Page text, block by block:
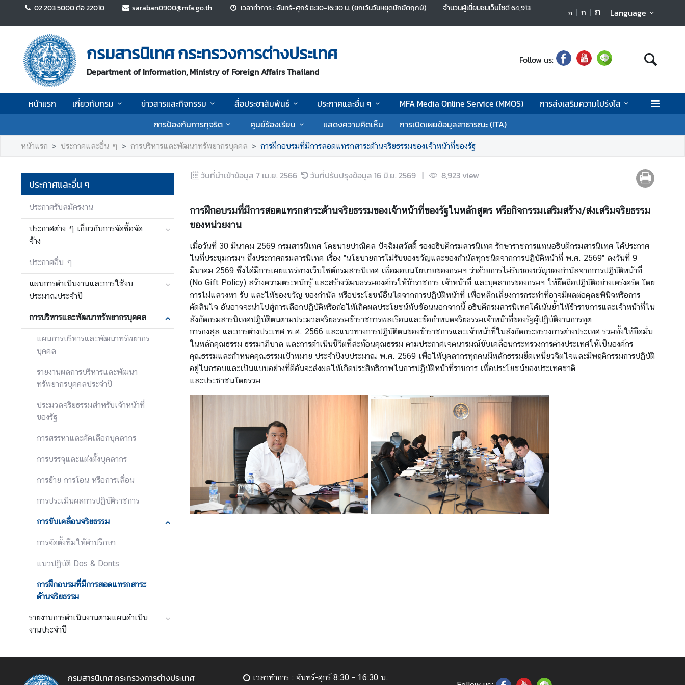
02 203 5000 ต่อ 22010 saraban0900@mfa.go.th เวลาทำการ : จันทร์-ศุกร์ 8:30-16:30 น. (ยกเว้นวันหยุดนักขัตฤกษ์) จำนวนผู้เยี่ยมชมเว็บไซต์64,913 ก ก ก Language
กรมสารนิเทศ กระทรวงการต่างประเทศ
Department of Information, Ministry of Foreign Affairs Thailand
Follow us:
หน้าแรก เกี่ยวกับกรม ข่าวสารและกิจกรรม สื่อประชาสัมพันธ์ ประกาศและอื่น ๆ MFA Media Online Service (MMOS)
การส่งเสริมความโปร่งใส
การป้องกันการทุจริต
ศูนย์ร้องเรียน แสดงความคิดเห็น การเปิดเผยข้อมูลสาธารณะ (ITA)
น้
า
แ
ก
เ
ย
ว
บ
ว
ร
ล
ป
ะ
ก
ศ
หน้าแรก ประกาศและอื่น ๆ การบริหารและพัฒนาทรัพยากรบุคคล การฝึกอบรมที่มีการสอดแทรกสาระด้านจริยธรรมของเจ้าหน้าที่ของรัฐ
ประกาศและอื่น ๆ
ประกาศรับสมัครงาน
ประกาศต่าง ๆ เกี่ยวกับการจัดซื้อจัด
จ้าง
ประกาศอื่น ๆ
แผนการดำเนินงานและการใช้งบ
ประมาณประจำปี
การบริหารและพัฒนาทรัพยากรบุคคล
แผนการบริหารและพัฒนาทรัพยากร
บุคคล
รายงานผลการบริหารและพัฒนา
ทรัพยากรบุคคลประจำปี
ประมวลจริยธรรมสำหรับเจ้าหน้าที่
ของรัฐ
การสรรหาและคัดเลือกบุคลากร
การบรรจุและแต่งตั้งบุคลากร
การย้าย การโอน หรือการเลื่อน
การประเมินผลการปฏิบัติราชการ
การขับเคลื่อนจริยธรรม
การจัดตั้งทีมให้คำปรึกษา
แนวปฏิบัติ Dos & Donts
การฝึกอบรมที่มีการสอดแทรกสาระ
ด้านจริยธรรม
รายงานการดำเนินงานตามแผนดำเนิน
งานประจำปี
วันที่นำเข้าข้อมูล 7 เม.ย. 2566 วันที่ปรับปรุงข้อมูล 16 มิ.ย. 2569 | 8,923view
การฝึกอบรมที่มีการสอดแทรกสาระด้านจริยธรรมของเจ้าหน้าที่ของรัฐในหลักสูตร หรือกิจกรรมเสริมสร้าง/ส่งเสริมจริยธรรม
ของหน่วยงาน
เมื่อวันที่ 30 มีนาคม 2569 กรมสารนิเทศ โดยนายปาณิดล ปัจฉิมสวัสดิ์ รองอธิบดีกรมสารนิเทศ รักษาราชการแทนอธิบดีกรมสารนิเทศ ได้ประกาศ
ในที่ประชุมกรมฯ ถึงประกาศกรมสารนิเทศ เรื่อง "นโยบายการไม่รับของขวัญและของกำนัลทุกชนิดจากการปฏิบัติหน้าที่ พ.ศ. 2569" ลงวันที่ 9
มีนาคม 2569 ซึ่งได้มีการเผยแพร่ทางเว็บไซต์กรมสารนิเทศ เพื่อมอบนโยบายของกรมฯ ว่าด้วยการไม่รับของขวัญของกำนัลจากการปฏิบัติหน้าที่
(No Gift Policy) สร้างความตระหนักรู้ และสร้างวัฒนธรรมองค์กรให้ข้าราชการ เจ้าหน้าที่ และบุคลากรของกรมฯ ให้ยึดถือปฏิบัติอย่างเคร่งครัด โดย
การไม่แสวงหา รับ และให้ของขวัญ ของกำนัล หรือประโยชน์อื่นใดจากการปฏิบัติหน้าที่ เพื่อหลีกเลี่ยงการกระทำที่อาจมีผลต่อดุลยพินิจหรือการ
ตัดสินใจ อันอาจจะนำไปสู่การเลือกปฏิบัติหรือก่อให้เกิดผลประโยชน์ทับซ้อนนอกจากนี้ อธิบดีกรมสารนิเทศได้เน้นย้ำให้ข้าราชการและเจ้าหน้าที่ใน
สังกัดกรมสารนิเทศปฏิบัติตนตามประมวลจริยธรรมข้าราชการพลเรือนและข้อกำหนดจริยธรรมเจ้าหน้าที่ของรัฐผู้ปฏิบัติงานการทูต
การกงสุล และการต่างประเทศ พ.ศ. 2566 และแนวทางการปฏิบัติตนของข้าราชการและเจ้าหน้าที่ในสังกัดกระทรวงการต่างประเทศ รวมทั้งให้ยึดมั่น
ในหลักคุณธรรม ธรรมาภิบาล และการดำเนินชีวิตที่สะท้อนคุณธรรม ตามประกาศเจตนารมณ์ขับเคลื่อนกระทรวงการต่างประเทศให้เป็นองค์กร
คุณธรรมและกำหนดคุณธรรมเป้าหมาย ประจำปีงบประมาณ พ.ศ. 2569 เพื่อให้บุคลากรทุกคนมีหลักธรรมยึดเหนี่ยวจิตใจและมีพฤติกรรมการปฏิบัติ
อยู่ในกรอบและเป็นแบบอย่างที่ดีอันจะส่งผลให้เกิดประสิทธิภาพในการปฏิบัติหน้าที่ราชการ เพื่อประโยชน์ของประเทศชาติ
และประชาชนโดยรวม
กรมสารนิเทศ กระทรวงการต่างประเทศ
เวลาทำการ : จันทร์-ศุกร์ 8:30 - 16:30 น.